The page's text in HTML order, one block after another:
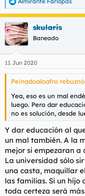
R
e
a
c
c
i
e
s
skularis
Baneado
11 Jun 2020
Peinadoaloafro
Yea, eso es un mal
luego. Pero dar
no es solución, desde
Y dar educación al
un mal también. A la
mejor si empezaran a
La universidad sólo
una casta, maquillar
las familias. Si un hijo
toda certeza será